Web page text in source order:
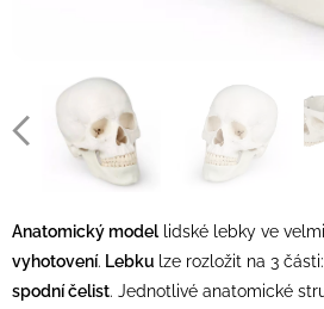
Anatomický model lidské lebky ve velmi
vyhotovení. Lebku lze rozložit na 3 části:
spodní čelist. Jednotlivé anatomické